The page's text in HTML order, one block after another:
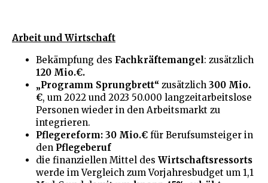
Arbeit und Wirtschaft
Bekämpfung des Fachkräftemangel: zusätzlich
120 Mio.€.
„Programm Sprungbrett“ zusätzlich 300 Mio.
€, um 2022 und 2023 50.000 langzeitarbeitslose
Personen wieder in den Arbeitsmarkt zu
integrieren.
Pflegereform: 30 Mio.€ für Berufsumsteiger in
den Pflegeberuf
die finanziellen Mittel des Wirtschaftsressorts
werde im Vergleich zum Vorjahresbudget um 1,1